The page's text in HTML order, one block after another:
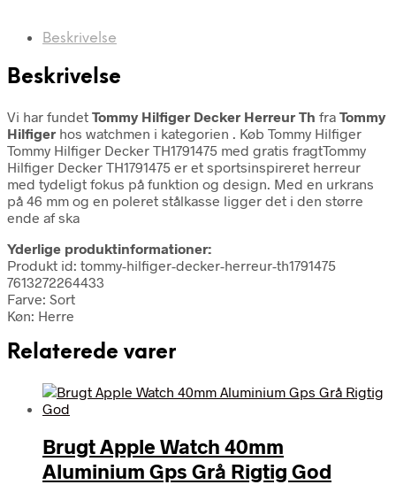
Beskrivelse
Beskrivelse
Vi har fundet Tommy Hilfiger Decker Herreur Th fra Tommy
Hilfiger hos watchmen i kategorien . Køb Tommy Hilfiger
Tommy Hilfiger Decker TH1791475 med gratis fragtTommy
Hilfiger Decker TH1791475 er et sportsinspireret herreur
med tydeligt fokus på funktion og design. Med en urkrans
på 46 mm og en poleret stålkasse ligger det i den større
ende af ska
Yderlige produktinformationer:
Produkt id: tommy-hilfiger-decker-herreur-th1791475
7613272264433
Farve: Sort
Køn: Herre
Relaterede varer
Brugt Apple Watch 40mm
Aluminium Gps Grå Rigtig God